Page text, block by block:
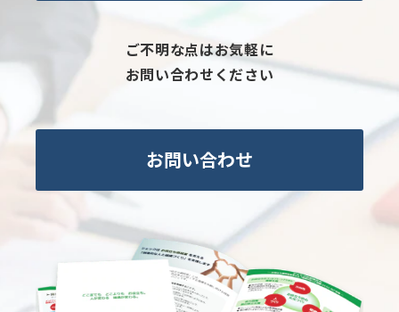
ご不明な点はお気軽に
お問い合わせください
お問い合わせ